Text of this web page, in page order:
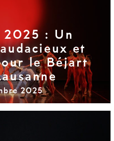
2025 : Un
et
le Béjart
2025